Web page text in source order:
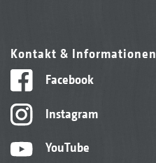
Kontakt & Informationen
Facebook
Instagram
YouTube